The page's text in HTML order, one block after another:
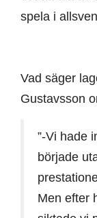
spela i
Vad säger
Gustavsson
”-Vi hade
började
Men efter